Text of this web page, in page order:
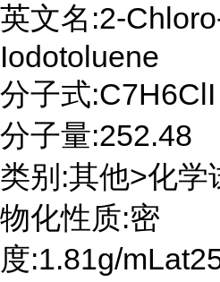
英文名:2-
Iodotoluene
分子式:C7H6ClI
分子量:252.48
类别:其他>化学
物化性质:密
度:1.81g/